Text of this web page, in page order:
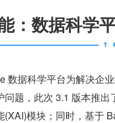
：数据科学
数据科学平台为解决企
问题，此次 3.1 版本推
(XAI)模块；同时，基于